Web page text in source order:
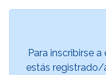
Para inscribirse a
estás registrado/